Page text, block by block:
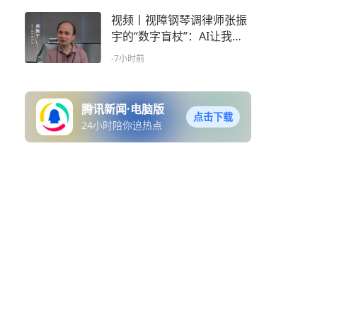
视频丨视障钢琴调律师张振
宇的“数字盲杖”：AI让我看
得更远
-7小时前
腾讯新闻·电脑版
24小时陪你追热点
点击下载